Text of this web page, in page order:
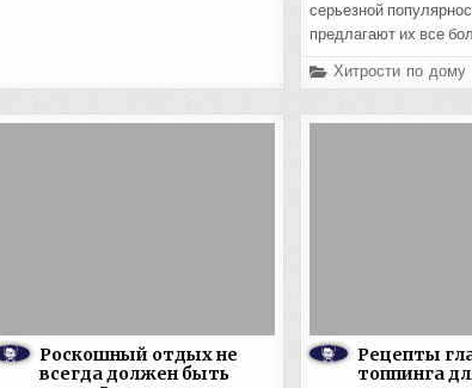
серьезной
предлагают их все
Posted
in
Хитрости по дому
Роскошный отдых не
всегда должен быть
Рецепты
топпинга